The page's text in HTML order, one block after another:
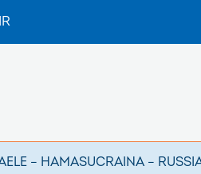
– HAMASUCRAINA –